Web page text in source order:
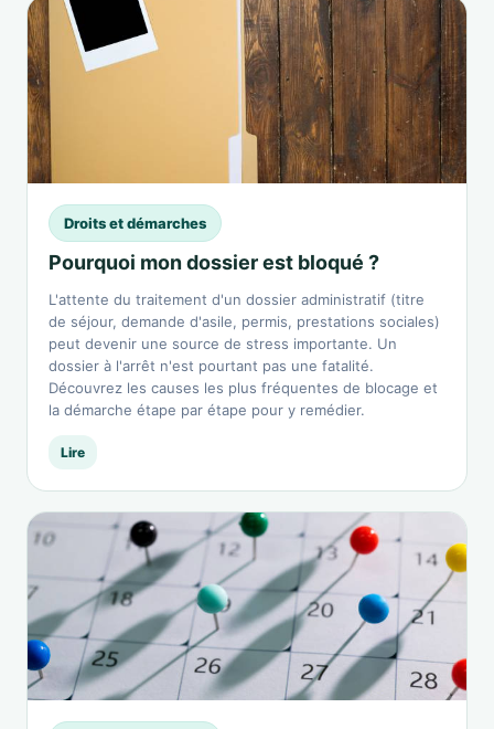
Droits et démarches
Pourquoi mon dossier est bloqué ?
L'attente du traitement d'un dossier administratif (titre
de séjour, demande d'asile, permis, prestations sociales)
peut devenir une source de stress importante. Un
dossier à l'arrêt n'est pourtant pas une fatalité.
Découvrez les causes les plus fréquentes de blocage et
la démarche étape par étape pour y remédier.
Lire